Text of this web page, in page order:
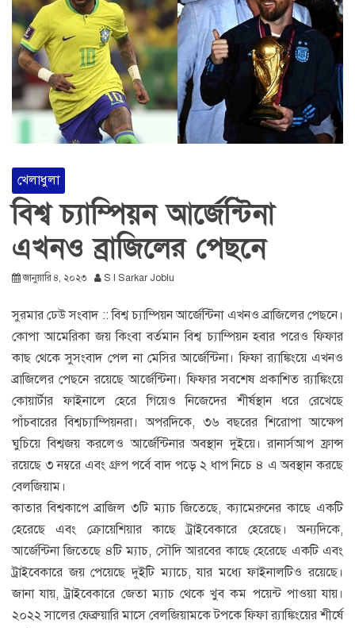
খেলাধুলা
বিশ্ব চ্যাম্পিয়ন আর্জেন্টিনা
এখনও ব্রাজিলের পেছনে
জানুয়ারি ৪, ২০২৩ S I Sarkar Joblu
সুরমার ঢেউ সংবাদ :: বিশ্ব চ্যাম্পিয়ন আর্জেন্টিনা এখনও ব্রাজিলের পেছনে।
কোপা আমেরিকা জয় কিংবা বর্তমান বিশ্ব চ্যাম্পিয়ন হবার পরেও ফিফার
কাছ থেকে সুসংবাদ পেল না মেসির আর্জেন্টিনা। ফিফা র‌্যাঙ্কিংয়ে এখনও
ব্রাজিলের পেছনে রয়েছে আর্জেন্টিনা। ফিফার সবশেষ প্রকাশিত র‌্যাঙ্কিংয়ে
কোয়ার্টার ফাইনালে হেরে গিয়েও নিজেদের শীর্ষস্থান ধরে রেখেছে
পাঁচবারের বিশ্বচ্যাম্পিয়নরা। অপরদিকে, ৩৬ বছরের শিরোপা আক্ষেপ
ঘুচিয়ে বিশ্বজয় করলেও আর্জেন্টিনার অবস্থান দুইয়ে। রানার্সআপ ফ্রান্স
রয়েছে ৩ নম্বরে এবং গ্রুপ পর্বে বাদ পড়ে ২ ধাপ নিচে ৪ এ অবস্থান করছে
বেলজিয়াম।
কাতার বিশ্বকাপে ব্রাজিল ৩টি ম্যাচ জিতেছে, ক্যামেরুনের কাছে একটি
হেরেছে এবং ক্রোয়েশিয়ার কাছে ট্রাইবেকারে হেরেছে। অন্যদিকে,
আর্জেন্টিনা জিতেছে ৪টি ম্যাচ, সৌদি আরবের কাছে হেরেছে একটি এবং
ট্রাইবেকারে জয় পেয়েছে দুইটি ম্যাচে, যার মধ্যে ফাইনালটিও রয়েছে।
জানা যায়, ট্রাইবেকারে জেতা ম্যাচ থেকে খুব কম পয়েন্ট পাওয়া যায়।
২০২২ সালের ফেব্রুয়ারি মাসে বেলজিয়ামকে টপকে ফিফা র‌্যাঙ্কিংয়ের শীর্ষে